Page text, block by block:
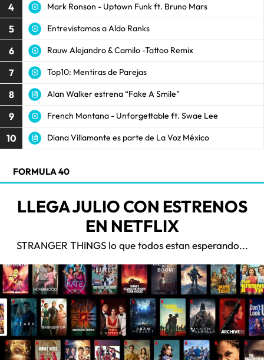
4 Mark Ronson - Uptown Funk ft. Bruno Mars
5 Entrevistamos a Aldo Ranks
6 Rauw Alejandro & Camilo -Tattoo Remix
7 Top10: Mentiras de Parejas
8 Alan Walker estrena “Fake A Smile”
9 French Montana - Unforgettable ft. Swae Lee
10 Diana Villamonte es parte de La Voz México
FORMULA 40
LLEGA JULIO CON ESTRENOS
EN NETFLIX
STRANGER THINGS lo que todos estan esperando...